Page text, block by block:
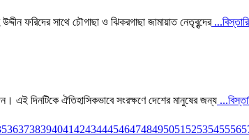
ফরিদের সাথে চৌগাছা ও ঝিকরগাছা জামায়াত নেতৃবৃন্দের
এই দিনটিকে ঐতিহাসিকভাবে সংরক্ষণে দেশের মানুষের জন্য
36373839404142434445464748495051 5253545556